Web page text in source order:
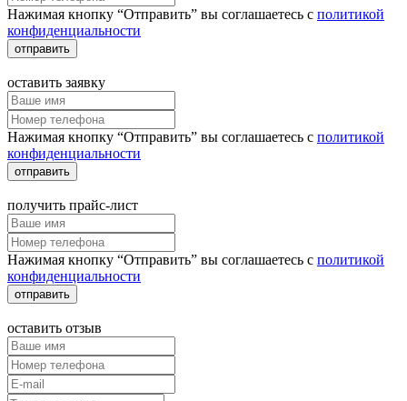
Нажимая кнопку “Отправить” вы соглашаетесь с политикой
конфиденциальности
отправить
оставить заявку
Нажимая кнопку “Отправить” вы соглашаетесь с политикой
конфиденциальности
отправить
получить прайс-лист
Нажимая кнопку “Отправить” вы соглашаетесь с политикой
конфиденциальности
отправить
оставить отзыв